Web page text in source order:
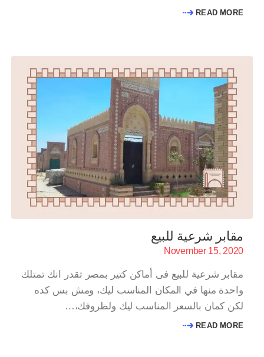
READ MORE
مقابر شرعية للبيع
November 15, 2020
مقابر شرعية للبيع فى أماكن كتير بمصر تقدر انك تمتلك
واحدة منها في المكان المناسب ليك، ومش بس كده
لكن كمان بالسعر المناسب ليك ولظروفك،…
READ MORE